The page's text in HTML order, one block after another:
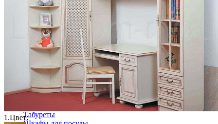
Комоды для кухни
Лавки и скамьи
Полки и ящики
Столы кофейные и чайные
Столы обеденные
Столы квадратные из массива
Столы круглые из массива
Столы овальные из массива
Столы прямоугольные из массива
Стулья
Стулья барные и столы барные
Табуреты
1.Цвет: